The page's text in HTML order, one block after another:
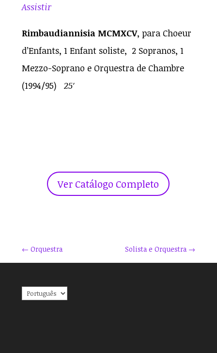
Assistir
Rimbaudiannisia MCMXCV, para Choeur
d’Enfants, 1 Enfant soliste, 2 Sopranos, 1
Mezzo-Soprano e Orquestra de Chambre
(1994/95) 25′
Ver Catálogo Completo
← Orquestra Solista e Orquestra →
Escolha